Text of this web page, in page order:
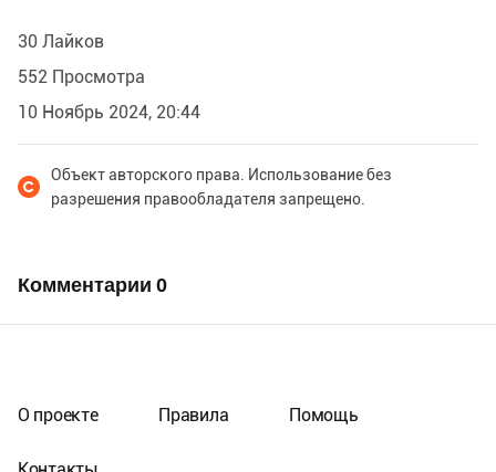
30 Лайков
552 Просмотра
10 Ноябрь 2024, 20:44
Объект авторского права. Использование без
разрешения правообладателя запрещено.
Комментарии 0
О проекте Правила Помощь